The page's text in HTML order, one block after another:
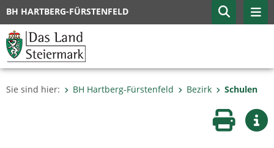
BH HARTBERG-FÜRSTENFELD
Sie sind hier: BH Hartberg-Fürstenfeld Bezirk Schulen
Seite